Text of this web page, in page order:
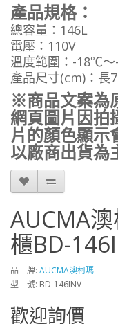
產品規格：
總容量：146L
電壓：110V
溫度範圍：-18℃
產品尺寸(cm)：長
※商品文案為
網頁圖片因拍
片的顏色顯示
以廠商出貨為
AUCMA
櫃BD-
品 牌: AUCMA澳柯瑪
型 號: BD-146INV
歡迎詢價